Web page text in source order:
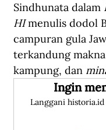
Sindhunata dalam
HI menulis dodol
campuran gula
terkandung
kampung, dan
Ingin
Langgani